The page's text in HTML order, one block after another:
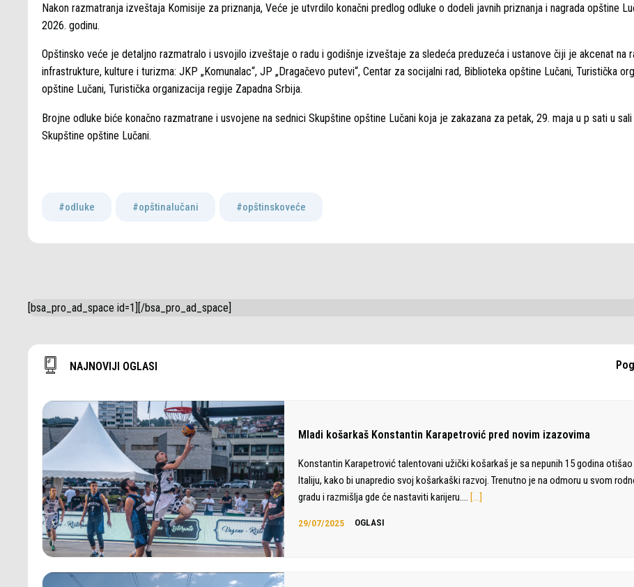
Nakon razmatranja izveštaja Komisije za priznanja, Veće je utvrdilo konačni predlog odluke o dodeli javnih priznanja i nagrada opštine
2026. godinu.
Opštinsko veće je detaljno razmatralo i usvojilo izveštaje o radu i godišnje izveštaje za sledeća preduzeća i ustanove čiji je akcenat na
infrastrukture, kulture i turizma: JKP „Komunalac“, JP „Dragačevo putevi“, Centar za socijalni rad, Biblioteka opštine Lučani, Turistička
opštine Lučani, Turistička organizacija regije Zapadna Srbija.
Brojne odluke biće konačno razmatrane i usvojene na sednici Skupštine opštine Lučani koja je zakazana za petak, 29. maja u p sati u sali
Skupštine opštine Lučani.
#odluke #opštinalučani #opštinskoveće
[bsa_pro_ad_space id=1][/bsa_pro_ad_space]
NAJNOVIJI OGLASI
Mladi košarkaš Konstantin Karapetrović pred novim izazovima
Konstantin Karapetrović talentovani užički košarkaš je sa nepunih 15 godina otišao
Italiju, kako bi unapredio svoj košarkaški razvoj. Trenutno je na odmoru u svom
gradu i razmišlja gde će nastaviti karijeru.… […]
29/07/2025 OGLASI